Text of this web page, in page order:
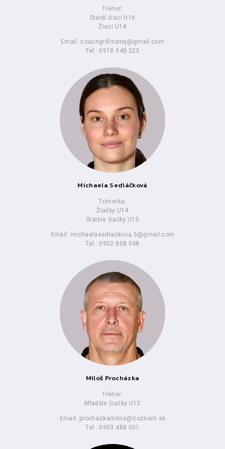
Tréner:
Starší žiaci U16
Žiaci U14
Email: coachgrillmatej@gmail.com
Tel.: 0918 948 223
Michaela Sedláčková
Trénerka:
Žiačky U14
Staršie žiačky U15
Email: michaelasedlackova.5@gmail.com
Tel.: 0902 808 048
Miloš Procházka
Tréner:
Mladšie žiačky U13
Email: prochazkamilos@zoznam.sk
Tel.: 0903 488 001